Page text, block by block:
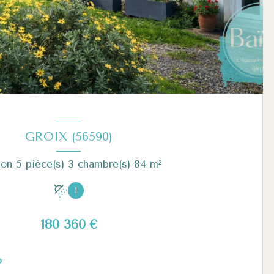
GROIX (56590)
Maison 5 pièce(s) 3 chambre(s) 84 m²
1
180 360 €